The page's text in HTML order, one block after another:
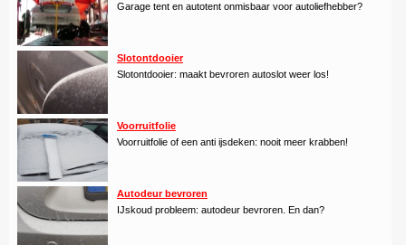
Garage tent en autotent onmisbaar voor autoliefhebber?
Slotontdooier
Slotontdooier: maakt bevroren autoslot weer los!
Voorruitfolie
Voorruitfolie of een anti ijsdeken: nooit meer krabben!
Autodeur bevroren
IJskoud probleem: autodeur bevroren. En dan?